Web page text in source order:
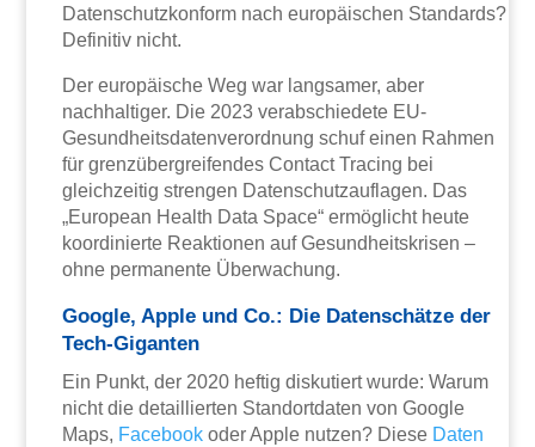
Datenschutzkonform nach europäischen Standards?
Definitiv nicht.
Der europäische Weg war langsamer, aber
nachhaltiger. Die 2023 verabschiedete EU-
Gesundheitsdatenverordnung schuf einen Rahmen
für grenzübergreifendes Contact Tracing bei
gleichzeitig strengen Datenschutzauflagen. Das
„European Health Data Space“ ermöglicht heute
koordinierte Reaktionen auf Gesundheitskrisen –
ohne permanente Überwachung.
Google, Apple und Co.: Die Datenschätze der
Tech-Giganten
Ein Punkt, der 2020 heftig diskutiert wurde: Warum
nicht die detaillierten Standortdaten von Google
Maps, Facebook oder Apple nutzen? Diese Daten